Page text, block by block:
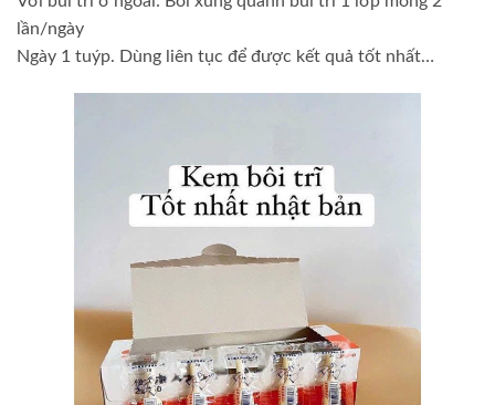
lần/ngày
Ngày 1 tuýp. Dùng liên tục để được kết quả tốt nhất…